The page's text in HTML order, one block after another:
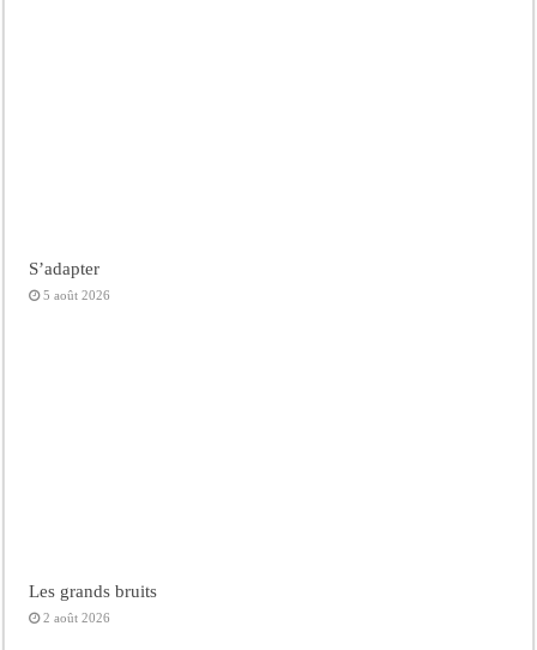
S’adapter
5 août 2026
Les grands bruits
2 août 2026